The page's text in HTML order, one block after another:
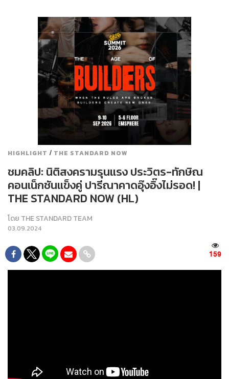
HIGHLIGHT / THE STANDARD NOW
ชมคลิป: นิติสงครามรุนแรง ประวิตร-ทักษิณ
คอนเน็กชันแข็งคู่ ปารีณาคาดอุ๊งอิ๊งไม่รอด! |
THE STANDARD NOW (HL)
โดย THE STANDARD TEAM
03.09.2024
159